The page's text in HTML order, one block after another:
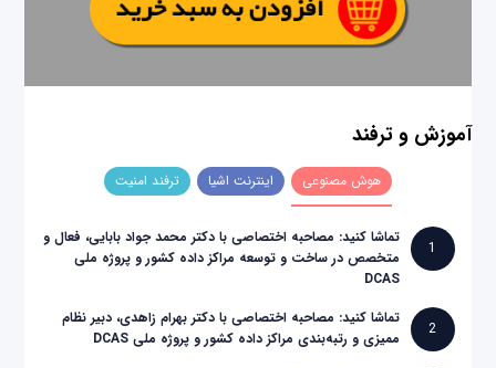
آموزش و ترفند
هوش مصنوعی اینترنت اشیا ترفند امنیت
1
تماشا کنید: مصاحبه اختصاصی با دکتر محمد جواد بابایی، فعال و
متخصص در ساخت و توسعه مراکز داده کشور و پروژه ملی
DCAS
2
تماشا کنید: مصاحبه اختصاصی با دکتر بهرام زاهدی، دبیر نظام
ممیزی و رتبه‌بندی مراکز داده کشور و پروژه ملی DCAS